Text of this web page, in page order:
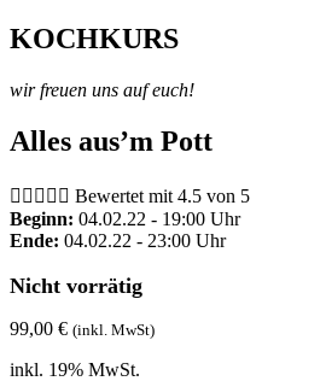
KOCHKURS
wir freuen uns auf euch!
Alles aus’m Pott
     Bewertet mit 4.5 von 5
Beginn: 04.02.22 - 19:00 Uhr
Ende: 04.02.22 - 23:00 Uhr
Nicht vorrätig
99,00 € (inkl. MwSt)
inkl. 19% MwSt.